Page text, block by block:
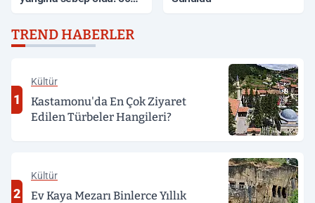
TREND HABERLER
1
Kültür
Kastamonu'da En Çok Ziyaret
Edilen Türbeler Hangileri?
2
Kültür
Ev Kaya Mezarı Binlerce Yıllık